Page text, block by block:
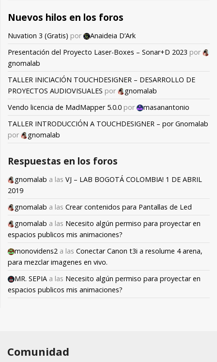
Nuevos hilos en los foros
Nuvation 3 (Gratis) por
Anaideia D’Ark
Presentación del Proyecto Laser-Boxes – Sonar+D 2023 por
gnomalab
TALLER INICIACIÓN TOUCHDESIGNER – DESARROLLO DE
PROYECTOS AUDIOVISUALES por
gnomalab
Vendo licencia de MadMapper 5.0.0 por
masanantonio
TALLER INTRODUCCIÓN A TOUCHDESIGNER – por Gnomalab
por
gnomalab
Respuestas en los foros
gnomalab a las VJ – LAB BOGOTÁ COLOMBIA! 1 DE ABRIL
2019
gnomalab a las Crear contenidos para Pantallas de Led
gnomalab a las Necesito algún permiso para proyectar en
espacios publicos mis animaciones?
monovidens2 a las Conectar Canon t3i a resolume 4 arena,
para mezclar imagenes en vivo.
MR. SEPIA a las Necesito algún permiso para proyectar en
espacios publicos mis animaciones?
Comunidad